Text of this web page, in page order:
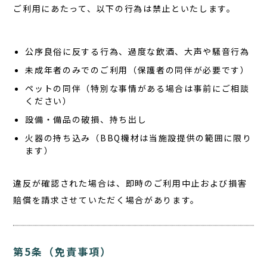
ご利用にあたって、以下の行為は禁止といたします。
公序良俗に反する行為、過度な飲酒、大声や騒音行為
未成年者のみでのご利用（保護者の同伴が必要です）
ペットの同伴（特別な事情がある場合は事前にご相談
ください）
設備・備品の破損、持ち出し
火器の持ち込み（BBQ機材は当施設提供の範囲に限り
ます）
違反が確認された場合は、即時のご利用中止および損害
賠償を請求させていただく場合があります。
第5条（免責事項）